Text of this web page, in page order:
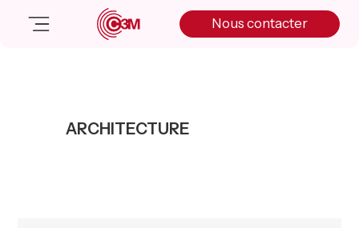
Nous contacter
Salle de presse
ARCHITECTURE